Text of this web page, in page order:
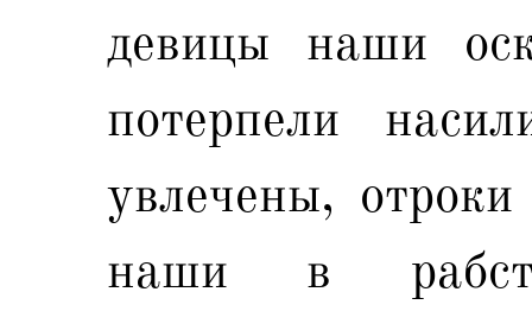
девицы наши
потерпели
увлечены,
наши в